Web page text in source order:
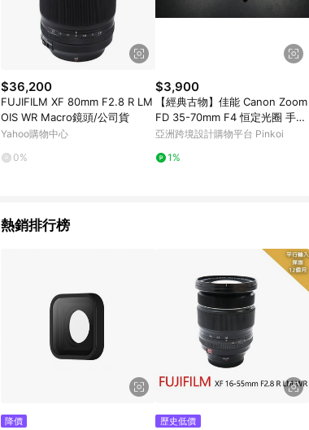
$36,200
FUJIFILM XF 80mm F2.8 R LM
OIS WR Macro鏡頭/公司貨
Yahoo購物中心
0%
$3,900
【經典古物】佳能 Canon Zoom
FD 35-70mm F4 恒定光圈 手動
鏡頭
亞洲跨境設計購物平台 Pinkoi
1%
熱銷排行榜
降價 歷史低價